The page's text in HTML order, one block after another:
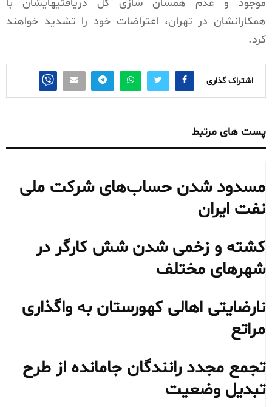
موجود و عدم همسان سازی کل دریافتیهایشان با
همکارانشان در تهران، اعتراضات خود را تشدید خواهند
کرد.
اشتراک گذاری
پست های مرتبط
مسدود شدن حساب‌های شرکت ملی
نفت ایران
کشته و زخمی شدن شش کارگر در
شهرهای مختلف
نارضایتی اهالی کهورستان به واگذاری
مراتع
تجمع مجدد رانندگان جامانده از طرح
تبدیل وضعیت